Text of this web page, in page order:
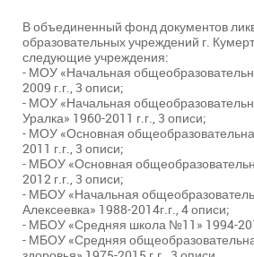
В объединенный фонд документов
образовательных учреждений г.
следующие учреждения:
- МОУ «Начальная
2009 г.г., 3 описи;
- МОУ «Начальная
Уралка» 1960-2011 г.г., 3 описи;
- МОУ «Основная
2011 г.г., 3 описи;
- МБОУ «Основная
2012 г.г., 3 описи;
- МБОУ «Начальная
Алексеевка» 1988-2014г.г., 4 описи;
- МБОУ «Средняя школа №11» 1994-
- МБОУ «Средняя